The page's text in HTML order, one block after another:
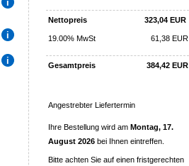
Nettopreis 323,04 EUR
19.00% MwSt 61,38 EUR
Gesamtpreis 384,42 EUR
Angestrebter Liefertermin
Ihre Bestellung wird am Montag, 17.
August 2026 bei Ihnen eintreffen.
Bitte achten Sie auf einen fristgerechten